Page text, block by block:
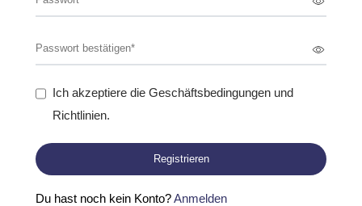
Ich akzeptiere die Geschäftsbedingungen und
Richtlinien.
Du hast noch kein Konto?Anmelden